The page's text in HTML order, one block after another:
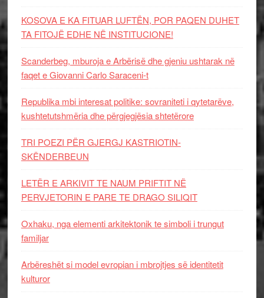
KOSOVA E KA FITUAR LUFTËN, POR PAQEN DUHET
TA FITOJË EDHE NË INSTITUCIONE!
Scanderbeg, mburoja e Arbërisë dhe gjeniu ushtarak në
faqet e Giovanni Carlo Saraceni-t
Republika mbi interesat politike: sovraniteti i qytetarëve,
kushtetutshmëria dhe përgjegjësia shtetërore
TRI POEZI PËR GJERGJ KASTRIOTIN-
SKËNDERBEUN
LETËR E ARKIVIT TE NAUM PRIFTIT NË
PERVJETORIN E PARE TE DRAGO SILIQIT
Oxhaku, nga elementi arkitektonik te simboli i trungut
familjar
Arbëreshët si model evropian i mbrojtjes së identitetit
kulturor